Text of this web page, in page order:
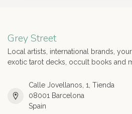
Grey Street
Local artists, international brands,
exotic tarot decks, occult books and
Calle Jovellanos, 1, Tienda
08001 Barcelona
Spain